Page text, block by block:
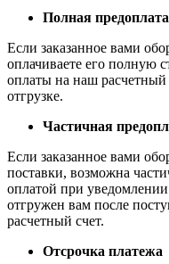
Полная предоплата
Если заказанное вами
оплачиваете его полную
оплаты на наш
отгрузке.
Частичная
Если заказанное вами
поставки, возможна
оплатой при уведомлении
отгружен вам после
расчетный счет.
Отсрочка платежа